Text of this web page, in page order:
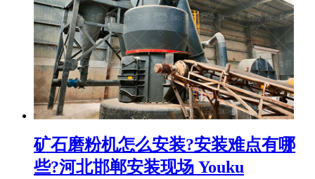
矿石磨粉机怎么安装?安装难点有哪
些?河北邯郸安装现场 Youku